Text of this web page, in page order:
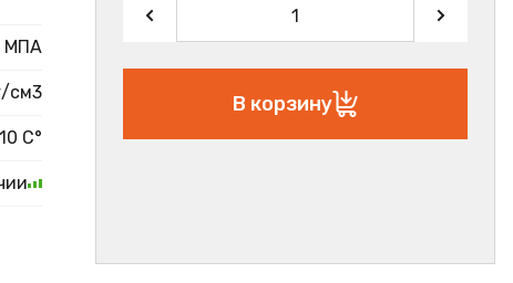
МПА
см3
С°
В корзину